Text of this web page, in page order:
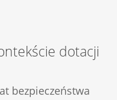
dotacji
bezpieczeństwa